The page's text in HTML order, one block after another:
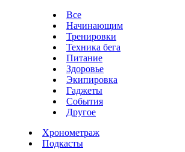
Все
Начинающим
Тренировки
Техника бега
Питание
Здоровье
Экипировка
Гаджеты
События
Другое
Хронометраж
Подкасты